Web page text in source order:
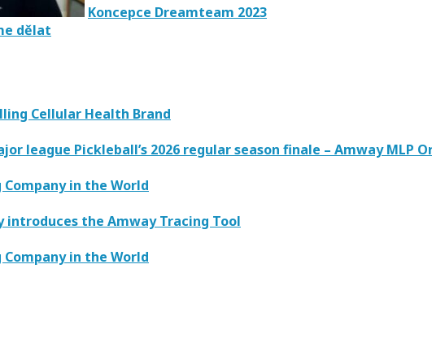
Koncepce Dreamteam 2023
dělat
Cellular Health Brand
league Pickleball’s 2026 regular season finale – Amway MLP
in the World
the Amway Tracing Tool
in the World